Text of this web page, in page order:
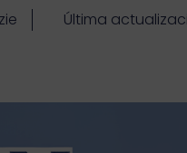
Última